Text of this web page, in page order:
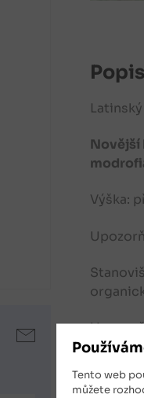
Tento web
můžete
Novější
Výška:
které se